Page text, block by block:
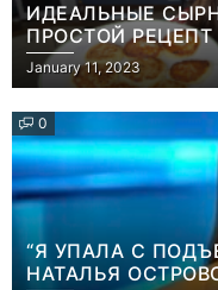
ИДЕАЛЬНЫЕ
ПРОСТОЙ РЕЦЕПТ
ЩАСЛИВИХ”
January 11, 2023
0
“Я УПАЛА С
НАТАЛЬЯ